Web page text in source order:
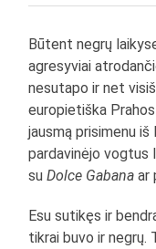
Būtent negrų
agresyviai
nesutapo ir net
europietiška
jausmą prisimenu
pardavinėjo vogtus
suDolce Gabana ar
Esu sutikęs ir
tikrai buvo ir negrų.